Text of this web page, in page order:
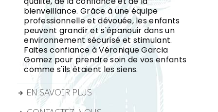
bienveillance. Grâce à une équipe
professionnelle et dévouée, les enfants
peuvent grandir et s'épanouir dans un
environnement sécurisé et stimulant.
Faites confiance à Véronique Garcia
Gomez pour prendre soin de vos enfants
comme s'ils étaient les siens.
EN SAVOIR PLUS